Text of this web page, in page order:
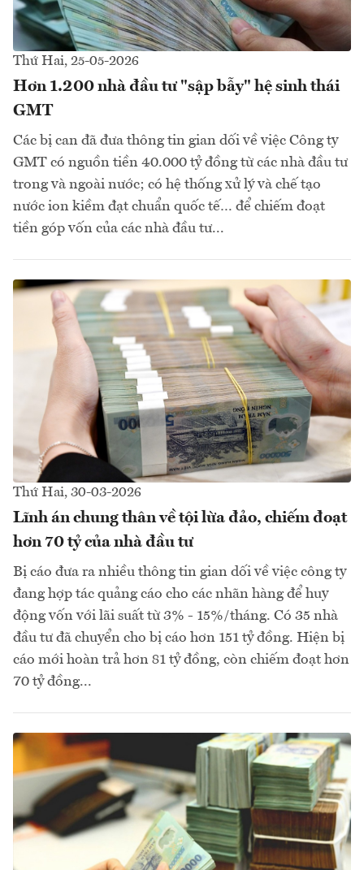
Thứ Hai, 25-05-2026
Hơn 1.200 nhà đầu tư "sập bẫy" hệ sinh thái
GMT
Các bị can đã đưa thông tin gian dối về việc Công ty
GMT có nguồn tiền 40.000 tỷ đồng từ các nhà đầu tư
trong và ngoài nước; có hệ thống xử lý và chế tạo
nước ion kiềm đạt chuẩn quốc tế… để chiếm đoạt
tiền góp vốn của các nhà đầu tư...
Thứ Hai, 30-03-2026
Lĩnh án chung thân về tội lừa đảo, chiếm đoạt
hơn 70 tỷ của nhà đầu tư
Bị cáo đưa ra nhiều thông tin gian dối về việc công ty
đang hợp tác quảng cáo cho các nhãn hàng để huy
động vốn với lãi suất từ 3% - 15%/tháng. Có 35 nhà
đầu tư đã chuyển cho bị cáo hơn 151 tỷ đồng. Hiện bị
cáo mới hoàn trả hơn 81 tỷ đồng, còn chiếm đoạt hơn
70 tỷ đồng...